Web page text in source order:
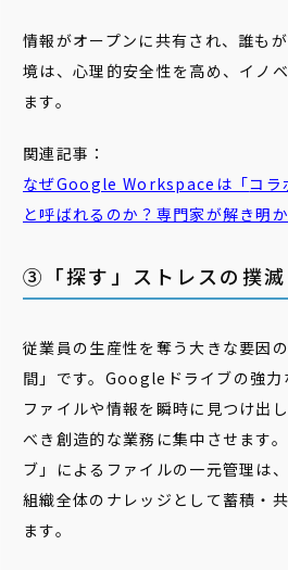
情報がオープンに共有され、誰も
境は、心理的安全性を高め、イノ
ます。
関連記事：
なぜGoogle Workspaceは「コラ
と呼ばれるのか？専門家が解き明
③「探す」ストレスの撲
従業員の生産性を奪う大きな要因
間」です。Googleドライブの強力
ファイルや情報を瞬時に見つけ出
べき創造的な業務に集中させます
ブ」によるファイルの一元管理は
組織全体のナレッジとして蓄積・
ます。